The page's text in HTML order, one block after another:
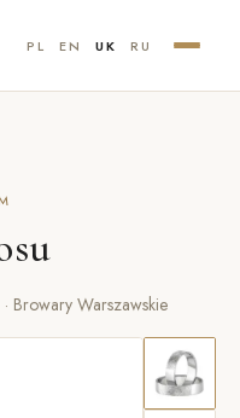
PL EN UK RU
Browary Warszawskie